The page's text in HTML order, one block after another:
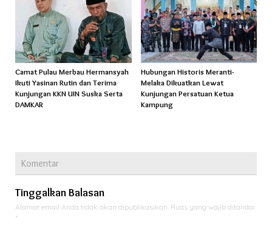
Camat Pulau Merbau Hermansyah
Ikuti Yasinan Rutin dan Terima
Kunjungan KKN UIN Suska Serta
DAMKAR
Hubungan Historis Meranti-
Melaka Dikuatkan Lewat
Kunjungan Persatuan Ketua
Kampung
Komentar
Tinggalkan Balasan
Alamat email Anda tidak akan dipublikasikan. Ruas yang wajib ditandai
*